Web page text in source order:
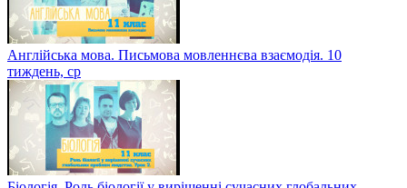
Англійська мова. Письмова мовленнєва взаємодія. 10
тиждень, ср